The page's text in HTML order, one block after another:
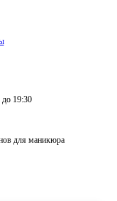
до 19:30
для маникюра